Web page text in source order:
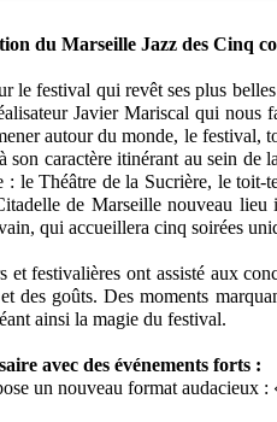
du Marseille Jazz des Cinq
le festival qui revêt ses plus
Javier Mariscal qui nous
autour du monde, le festival,
son caractère itinérant au sein de
le Théâtre de la Sucrière, le toit-
de Marseille nouveau lieu
qui accueillera cinq soirées
et festivalières ont assisté aux
des goûts. Des moments
ainsi la magie du festival.
avec des événements forts :
un nouveau format audacieux :